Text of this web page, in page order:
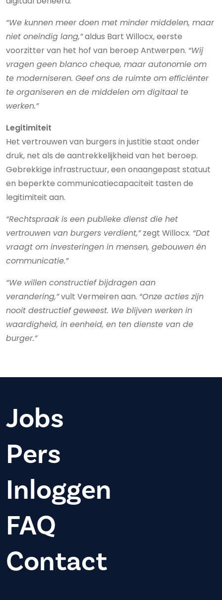
“We kunnen meer doen met minder middelen, maar
niet oneindig lang,”aldus Bart Willocx, eerste
voorzitter van het hof van beroep Antwerpen. “Wij
vragen geen blanco cheque, maar autonomie om
te moderniseren. Geef ons de ruimte om efficiënter
te organiseren en de middelen om digitaal te
werken.”
Legitimiteit
Het vertrouwen van burgers in justitie staat onder
druk, net als de aantrekkelijkheid van het beroep.
Gebrekkige infrastructuur, een onaangepast statuut
en beperkte communicatiecapaciteit tasten de
legitimiteit aan.
“Rechtspraak is een publieke dienst die het
vertrouwen van burgers verdient,”zegt Willocx. “Dat
vraagt om investeringen in mensen, gebouwen én
communicatie.”
“We willen constructief bijdragen aan
verandering,”vult Vermeiren aan. “Onze acties zijn
nooit destructief geweest. We blijven werken in
waardigheid, in eenheid, en ten dienste van de
burger.”
Jobs
Pers
Inloggen
FAQ
Contact